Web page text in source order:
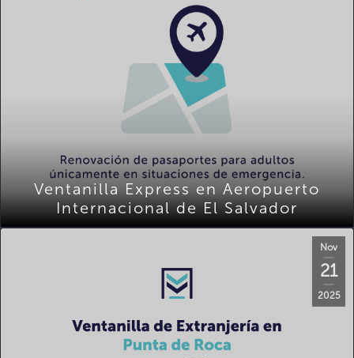
Ventanilla Express en Aeropuerto
Internacional de El Salvador
Nov
21
2025